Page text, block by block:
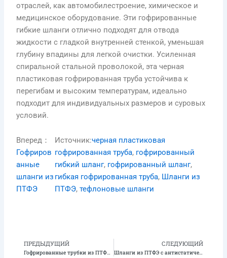
отраслей, как автомобилестроение, химическое и
медицинское оборудование. Эти гофрированные
гибкие шланги отлично подходят для отвода
жидкости с гладкой внутренней стенкой, уменьшая
глубину впадины для легкой очистки. Усиленная
спиральной стальной проволокой, эта черная
пластиковая гофрированная труба устойчива к
перегибам и высоким температурам, идеально
подходит для индивидуальных размеров и суровых
условий.
Вперед：
Гофриров
анные
шланги из
ПТФЭ
Источник:черная пластиковая
гофрированная труба, гофрированный
гибкий шланг, гофрированный шланг,
гибкая гофрированная труба, Шланги из
ПТФЭ, тефлоновые шланги
Предыдущая
ПРЕДЫДУЩИЙ
Гофрированные трубки из ПТФЭ для фармацевтики и биотехнологий: Соответствие требованиям USP Class VI и преимущества | Teflon X
СЛЕДУЮЩИЙ
Шланги из ПТФЭ с антистатическим покрытием (антистатические): Когда и зачем они нужны